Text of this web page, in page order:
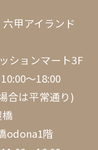
甲アイランド
ションマート3F
～18:00
合は平常通り)
odona1階